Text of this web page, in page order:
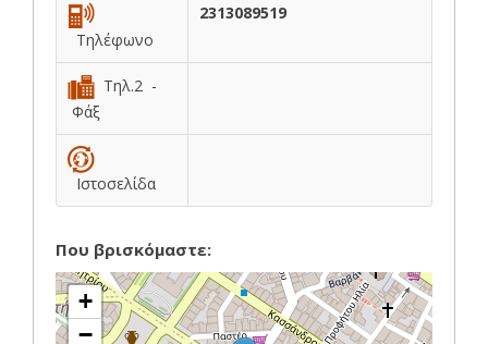
Τηλέφωνο
2313089519
Τηλ.2 -
Φάξ
Ιστοσελίδα
Που βρισκόμαστε:
+
−